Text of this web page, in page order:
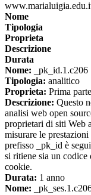
Nome
Tipologia
Proprieta
Descrizione
Durata
Nome: _pk_id.1.c206
Tipologia: analitico
Proprieta: Prima parte
Descrizione: Questo
analisi web open
proprietari di siti Web
misurare le
prefisso _pk_id è
si ritiene sia un
cookie.
Durata: 1 anno
Nome: